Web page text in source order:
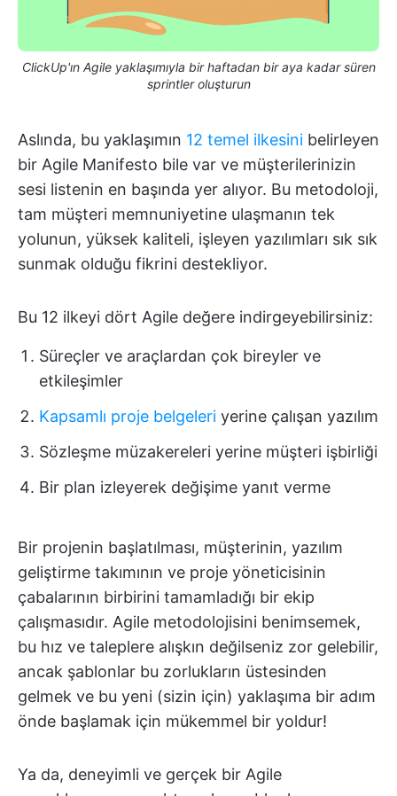
ClickUp'ın Agile yaklaşımıyla bir haftadan bir aya kadar süren
sprintler oluşturun
Aslında, bu yaklaşımın 12 temel ilkesini belirleyen
bir Agile Manifesto bile var ve müşterilerinizin
sesi listenin en başında yer alıyor. Bu metodoloji,
tam müşteri memnuniyetine ulaşmanın tek
yolunun, yüksek kaliteli, işleyen yazılımları sık sık
sunmak olduğu fikrini destekliyor.
Bu 12 ilkeyi dört Agile değere indirgeyebilirsiniz:
Süreçler ve araçlardan çok bireyler ve
etkileşimler
Kapsamlı proje belgeleri yerine çalışan yazılım
Sözleşme müzakereleri yerine müşteri işbirliği
Bir plan izleyerek değişime yanıt verme
Bir projenin başlatılması, müşterinin, yazılım
geliştirme takımının ve proje yöneticisinin
çabalarının birbirini tamamladığı bir ekip
çalışmasıdır. Agile metodolojisini benimsemek,
bu hız ve taleplere alışkın değilseniz zor gelebilir,
ancak şablonlar bu zorlukların üstesinden
gelmek ve bu yeni (sizin için) yaklaşıma bir adım
önde başlamak için mükemmel bir yoldur!
Ya da, deneyimli ve gerçek bir Agile